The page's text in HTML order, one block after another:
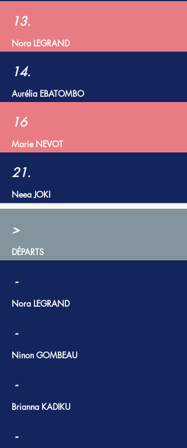
13.
Nora LEGRAND
14.
Aurélia EBATOMBO
16
Marie NEVOT
21.
Neea JOKI
>
DÉPARTS
-
Nora LEGRAND
-
Ninon GOMBEAU
-
Brianna KADIKU
-